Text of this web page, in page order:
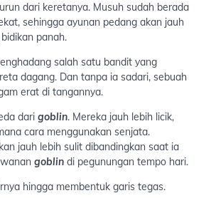
dari keretanya. Musuh sudah berada
sehingga ayunan pedang akan jauh
panah.
salah satu bandit yang
dagang. Dan tanpa ia sadari, sebuah
erat di tangannya.
dari goblin. Mereka jauh lebih licik,
cara menggunakan senjata.
jauh lebih sulit dibandingkan saat ia
goblin di pegunungan tempo hari.
hingga membentuk garis tegas.